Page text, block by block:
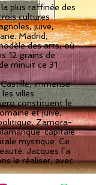
plus raffinée des
cultures
juive,
Madrid,
des arts, où
12 grains de
minuit ce 31
immense
villes
constituent le
et juive,
Zamora-
capitale
mystique. Ce
Jacques l’a
le réaliser, avec